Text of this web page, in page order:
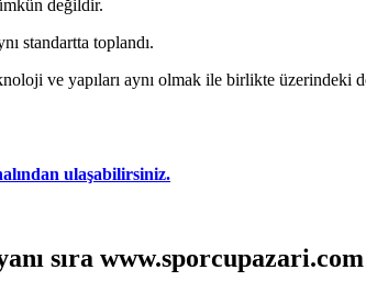
değildir.
standartta toplandı.
ve yapıları aynı olmak ile birlikte üzerindeki
ulaşabilirsiniz.
sıra